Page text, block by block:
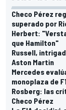
Checo Pérez
superado por
Herbert:
que Hamilton"
Russell,
Aston Martin
Mercedes
monoplaza de
Rosberg: las
Checo Pérez